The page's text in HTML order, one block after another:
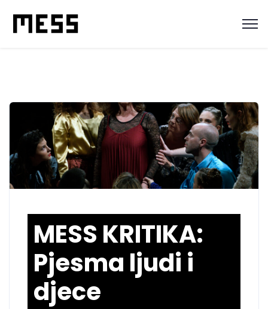
MESS KRITIKA:
Pjesma ljudi i
djece